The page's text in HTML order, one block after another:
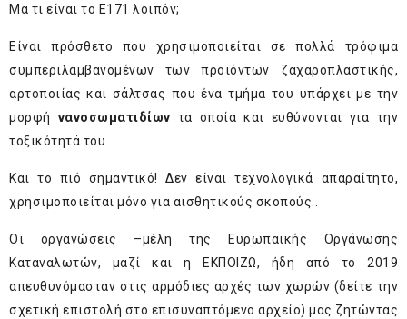
Μα τι είναι το Ε171 λοιπόν;
Είναι πρόσθετο που χρησιμοποιείται σε πολλά τρόφιμα
συμπεριλαμβανομένων των προϊόντων ζαχαροπλαστικής,
αρτοποιίας και σάλτσας που ένα τμήμα του υπάρχει με την
μορφή νανοσωματιδίων τα οποία και ευθύνονται για την
τοξικότητά του.
Και το πιό σημαντικό! Δεν είναι τεχνολογικά απαραίτητο,
χρησιμοποιείται μόνο για αισθητικούς σκοπούς..
Οι οργανώσεις –μέλη της Ευρωπαϊκής Οργάνωσης
Καταναλωτών, μαζί και η ΕΚΠΟΙΖΩ, ήδη από το 2019
απευθυνόμασταν στις αρμόδιες αρχές των χωρών (δείτε την
σχετική επιστολή στο επισυναπτόμενο αρχείο) μας ζητώντας